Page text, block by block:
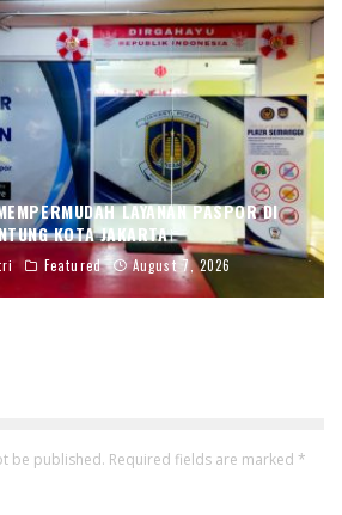
LAYANAN PASPOR DI
KOTA JAKARTA
Featured August 7, 2026
be published. Required fields are marked *